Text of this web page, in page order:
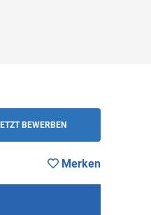
BEWERBEN
Merken